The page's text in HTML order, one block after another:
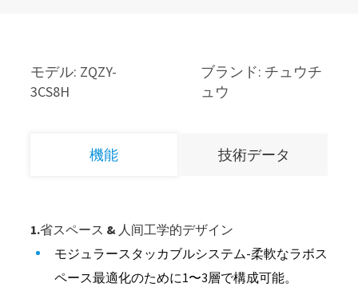
モデル: ZQZY-
3CS8H
ブランド: チュウチ
ュウ
機能 技術データ
1.省スペース & 人间工学的デザイン
モジュラースタッカブルシステム-柔軟なラボス
ペース最適化のために1〜3層で構成可能。